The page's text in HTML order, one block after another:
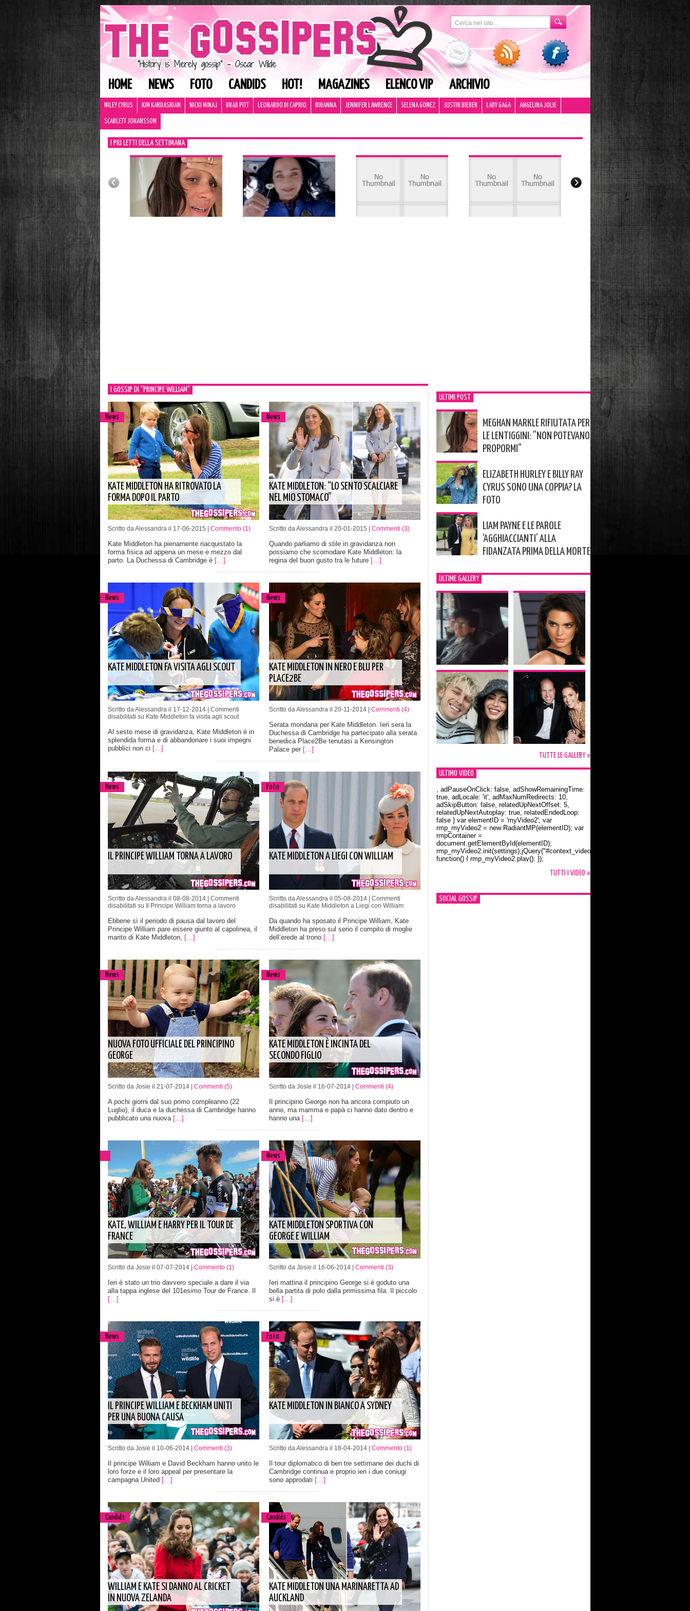
HOME NEWS FOTO CANDIDS HOT! MAGAZINES ELENCO VIP ARCHIVIO
MILEY CYRUS KIM KARDASHIAN NICKI MINAJ BRAD PITT LEONARDO DI CAPRIO RIHANNA JENNIFER LAWRENCE SELENA GOMEZ JUSTIN BIEBER LADY GAGA ANGELINA JOLIE
SCARLETT JOHANSSON
I PIÙ LETTI DELLA SETTIMANA
I GOSSIP DI "PRINCIPE WILLIAM"
News
KATE MIDDLETON HA RITROVATO LA
FORMA DOPO IL PARTO
Scritto da Alessandra il 17-06-2015 | Commento (1)
Kate Middleton ha pienamente riacquistato la
forma fisica ad appena un mese e mezzo dal
parto. La Duchessa di Cambridge è […]
News
KATE MIDDLETON: “LO SENTO SCALCIARE
NEL MIO STOMACO”
Scritto da Alessandra il 20-01-2015 | Commenti (3)
Quando parliamo di stile in gravidanza non
possiamo che scomodare Kate Middleton: la
regina del buon gusto tra le future […]
News
KATE MIDDLETON FA VISITA AGLI SCOUT
Scritto da Alessandra il 17-12-2014 | Commenti
disabilitati su Kate Middleton fa visita agli scout
Al sesto mese di gravidanza, Kate Middleton è in
splendida forma e di abbandonare i suoi impegni
pubblici non ci […]
News
KATE MIDDLETON IN NERO E BLU PER
PLACE2BE
Scritto da Alessandra il 20-11-2014 | Commenti (4)
Serata mondana per Kate Middleton. Ieri sera la
Duchessa di Cambridge ha partecipato alla serata
benedica Place2Be tenutasi a Kensington
Palace per […]
News
IL PRINCIPE WILLIAM TORNA A LAVORO
Scritto da Alessandra il 08-08-2014 | Commenti
disabilitati su Il Principe William torna a lavoro
Ebbene sì il periodo di pausa dal lavoro del
Principe William pare essere giunto al capolinea, il
marito di Kate Middleton, […]
Foto
KATE MIDDLETON A LIEGI CON WILLIAM
Scritto da Alessandra il 05-08-2014 | Commenti
disabilitati su Kate Middleton a Liegi con William
Da quando ha sposato il Principe William, Kate
Middleton ha preso sul serio il compito di moglie
dell’erede al trono […]
News
NUOVA FOTO UFFICIALE DEL PRINCIPINO
GEORGE
Scritto da Josie il 21-07-2014 | Commenti (5)
A pochi giorni dal suo primo compleanno (22
Luglio), il duca e la duchessa di Cambridge hanno
pubblicato una nuova […]
News
KATE MIDDLETON È INCINTA DEL
SECONDO FIGLIO
Scritto da Josie il 16-07-2014 | Commenti (4)
Il principino George non ha ancora compiuto un
anno, ma mamma e papà ci hanno dato dentro e
hanno una […]
KATE, WILLIAM E HARRY PER IL TOUR DE
FRANCE
Scritto da Josie il 07-07-2014 | Commento (1)
Ieri è stato un trio davvero speciale a dare il via
alla tappa inglese del 101esimo Tour de France. Il
[…]
News
KATE MIDDLETON SPORTIVA CON
GEORGE E WILLIAM
Scritto da Josie il 16-06-2014 | Commenti (3)
Ieri mattina il principino George si è goduto una
bella partita di polo dalla primissima fila. Il piccolo
si è […]
News
IL PRINCIPE WILLIAM E BECKHAM UNITI
PER UNA BUONA CAUSA
Scritto da Josie il 10-06-2014 | Commenti (3)
Il principe William e David Beckham hanno unito le
loro forze e il loro appeal per presentare la
campagna United […]
Foto
KATE MIDDLETON IN BIANCO A SYDNEY
Scritto da Alessandra il 18-04-2014 | Commento (1)
Il tour diplomatico di ben tre settimane dei duchi di
Cambridge continua e proprio ieri i due coniugi
sono approdati […]
Candids
WILLIAM E KATE SI DANNO AL CRICKET
IN NUOVA ZELANDA
Candids
KATE MIDDLETON UNA MARINARETTA AD
AUCKLAND
ULTIMI POST
MEGHAN MARKLE RIFIUTATA PER
LE LENTIGGINI: ”NON POTEVANO
PROPORMI”
ELIZABETH HURLEY E BILLY RAY
CYRUS SONO UNA COPPIA? LA
FOTO
LIAM PAYNE E LE PAROLE
‘AGGHIACCIANTI’ ALLA
FIDANZATA PRIMA DELLA MORTE
ULTIME GALLERY
TUTTE LE GALLERY »
ULTIMO VIDEO
Orlando Bloom e la t-shirt dedicata a Flynn
, adPauseOnClick: false, adShowRemainingTime:
true, adLocale: 'it', adMaxNumRedirects: 10,
adSkipButton: false, relatedUpNextOffset: 5,
relatedUpNextAutoplay: true, relatedEndedLoop:
false } var elementID = 'myVideo2'; var
rmp_myVideo2 = new RadiantMP(elementID); var
rmpContainer =
document.getElementById(elementID);
rmp_myVideo2.init(settings);jQuery("#context_video2").one("mouseover",
function() { rmp_myVideo2.play(); });
TUTTI I VIDEO »
SOCIAL GOSSIP